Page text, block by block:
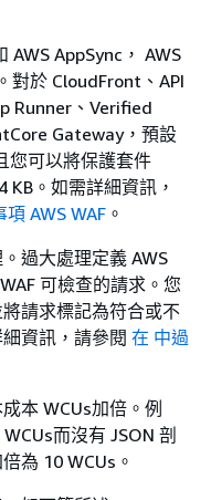
AppSync， AWS
對於 CloudFront、API
Runner、Verified
Gateway，預設
您可以將保護套件
KB。如需詳細資訊，
AWS WAF 。
過大處理定義 AWS
可檢查的請求。您
請求標記為符合或不
資訊，請參閱 在 中過
本 WCUs加倍。例
而沒有 JSON 剖
為 10 WCUs。